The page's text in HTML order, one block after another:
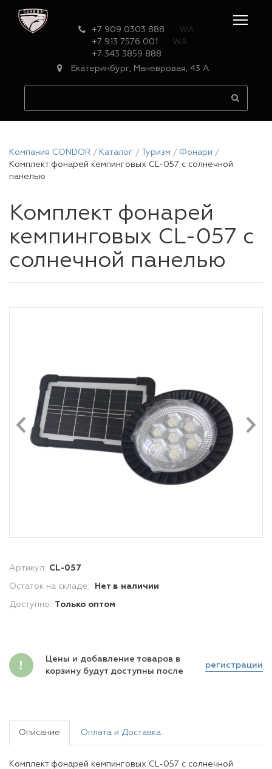
+7 909 0303 888
WA
+7 913 7576 001
WA
+7 343 3859 888
Екатеринбург, Маневровая, 43 А
Компания CONDOR Каталог Туризм
Фонари
Комплект фонарей кемпинговых CL-057 с солнечной
панелью
Комплект фонарей
кемпинговых CL-057 с
солнечной панелью
Артикул: CL-057
Остаток на складе: Нет в наличии
Доступно: Только оптом
Цены и добавление товаров в
корзину будут доступны после
регистрации
Описание Оплата и Доставка
Комплект фонарей кемпинговых CL-057 с солнечной